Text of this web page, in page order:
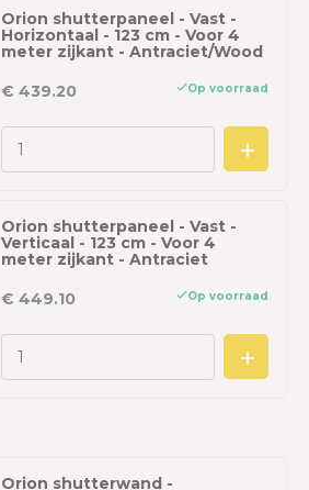
Orion shutterpaneel - Vast -
Horizontaal - 123 cm - Voor 4
meter zijkant - Antraciet/Wood
€ 439.20
Op voorraad
Orion shutterpaneel - Vast -
Verticaal - 123 cm - Voor 4
meter zijkant - Antraciet
€ 449.10
Op voorraad
Orion shutterwand -